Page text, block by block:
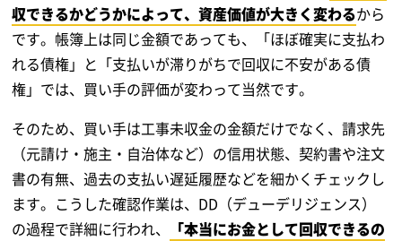
収できるかどうかによって、資産価値が大きく変わるから
です。帳簿上は同じ金額であっても、「ほぼ確実に支払わ
れる債権」と「支払いが滞りがちで回収に不安がある債
権」では、買い手の評価が変わって当然です。
そのため、買い手は工事未収金の金額だけでなく、請求先
（元請け・施主・自治体など）の信用状態、契約書や注文
書の有無、過去の支払い遅延履歴などを細かくチェックし
ます。こうした確認作業は、DD（デューデリジェンス）
の過程で詳細に行われ、
「本当にお金として回収できるの